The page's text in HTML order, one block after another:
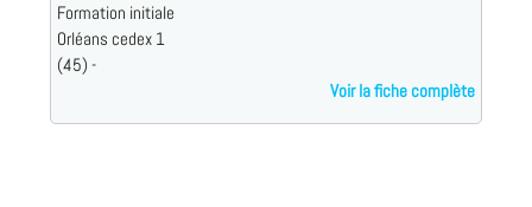
Formation initiale
Orléans cedex 1
(45) -
Voir la fiche complète